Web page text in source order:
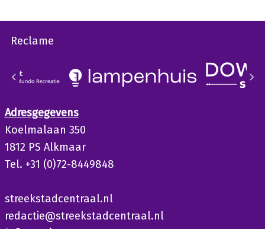
Reclame
Adresgegevens
Koelmalaan 350
1812 PS Alkmaar
Tel. +31 (0)72-8449848
streekstadcentraal.nl
redactie@streekstadcentraal.nl